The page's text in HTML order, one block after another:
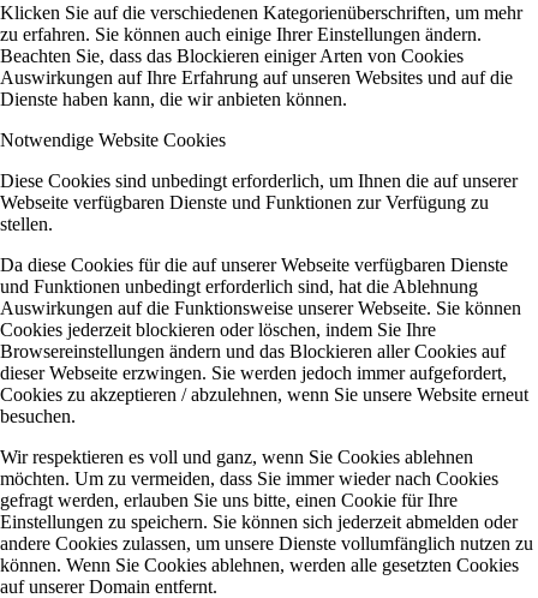
Klicken Sie auf die verschiedenen Kategorienüberschriften, um mehr
zu erfahren. Sie können auch einige Ihrer Einstellungen ändern.
Beachten Sie, dass das Blockieren einiger Arten von Cookies
Auswirkungen auf Ihre Erfahrung auf unseren Websites und auf die
Dienste haben kann, die wir anbieten können.
Notwendige Website Cookies
Diese Cookies sind unbedingt erforderlich, um Ihnen die auf unserer
Webseite verfügbaren Dienste und Funktionen zur Verfügung zu
stellen.
Da diese Cookies für die auf unserer Webseite verfügbaren Dienste
und Funktionen unbedingt erforderlich sind, hat die Ablehnung
Auswirkungen auf die Funktionsweise unserer Webseite. Sie können
Cookies jederzeit blockieren oder löschen, indem Sie Ihre
Browsereinstellungen ändern und das Blockieren aller Cookies auf
dieser Webseite erzwingen. Sie werden jedoch immer aufgefordert,
Cookies zu akzeptieren / abzulehnen, wenn Sie unsere Website erneut
besuchen.
Wir respektieren es voll und ganz, wenn Sie Cookies ablehnen
möchten. Um zu vermeiden, dass Sie immer wieder nach Cookies
gefragt werden, erlauben Sie uns bitte, einen Cookie für Ihre
Einstellungen zu speichern. Sie können sich jederzeit abmelden oder
andere Cookies zulassen, um unsere Dienste vollumfänglich nutzen zu
können. Wenn Sie Cookies ablehnen, werden alle gesetzten Cookies
auf unserer Domain entfernt.